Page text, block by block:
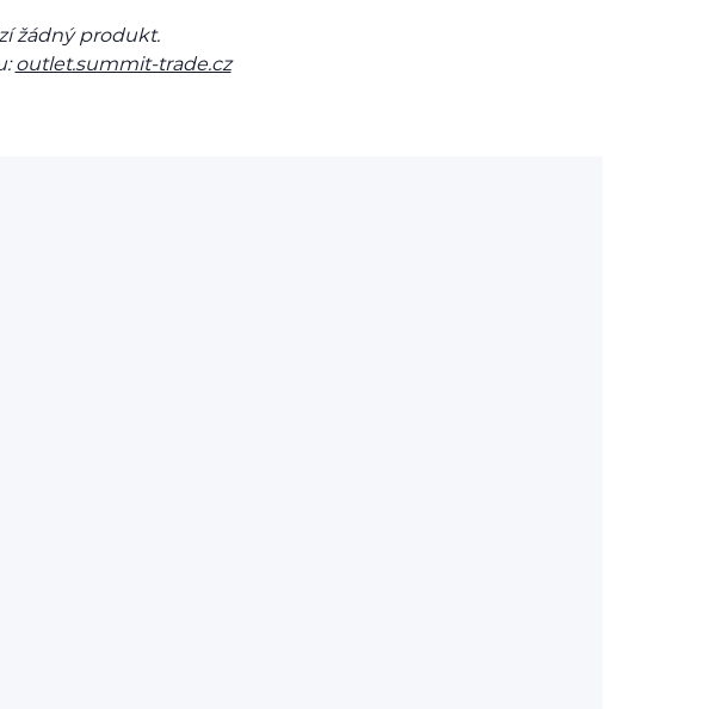
žádný produkt.
outlet.summit-trade.cz